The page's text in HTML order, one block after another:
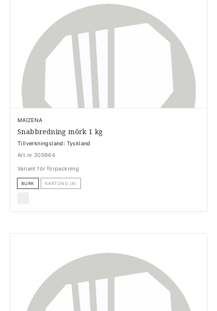
MAIZENA
Snabbredning mörk 1 kg
Tillverkningsland: Tyskland
Art.nr 309864
Variant för förpackning
BURK KARTONG (6)